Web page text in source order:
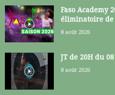
Faso Academy
éliminatoire de
8 août 2026
JT de 20H du
8 août 2026